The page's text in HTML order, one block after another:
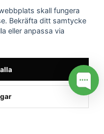
skall fungera
Bekräfta ditt samtycke
eller anpassa via